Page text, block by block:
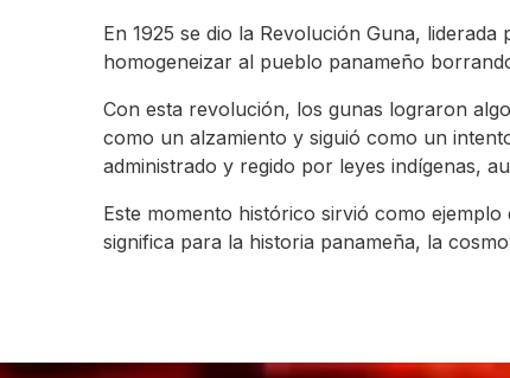
En 1925 se dio la Revolución Guna,
homogeneizar al pueblo panameño
Con esta revolución, los gunas lograron
como un alzamiento y siguió como un
administrado y regido por leyes indígenas,
Este momento histórico sirvió como
significa para la historia panameña, la